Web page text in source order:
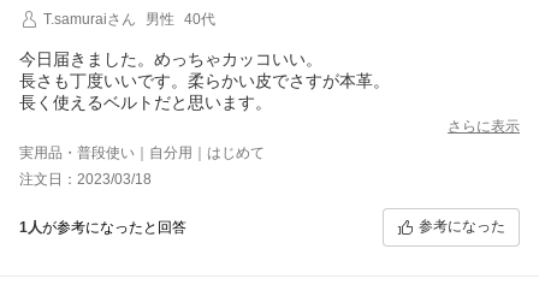
T.samuraiさん
男性 40代
今日届きました。めっちゃカッコいい。
長さも丁度いいです。柔らかい皮でさすが本革。
長く使えるベルトだと思います。
さらに表示
実用品・普段使い｜自分用｜はじめて
注文日：2023/03/18
1人が参考になったと回答 参考になった